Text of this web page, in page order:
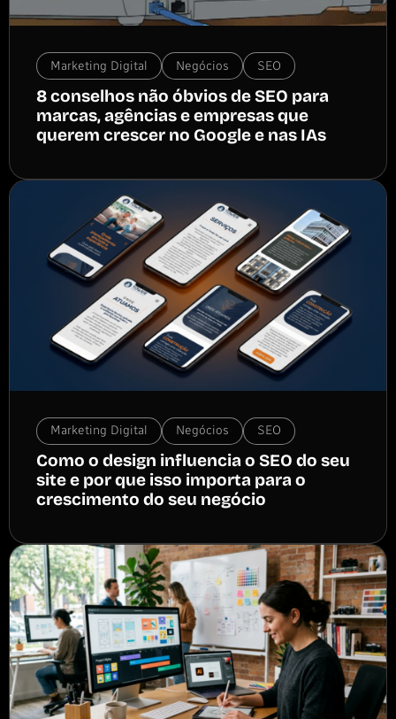
Marketing Digital Negócios SEO
8 conselhos não óbvios de SEO para
marcas, agências e empresas que
querem crescer no Google e nas IAs
Marketing Digital Negócios SEO
Como o design influencia o SEO do seu
site e por que isso importa para o
crescimento do seu negócio